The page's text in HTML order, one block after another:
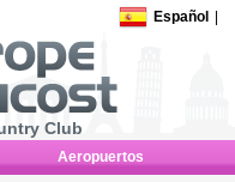
Español
Club
Aeropuertos